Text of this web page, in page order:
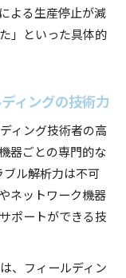
よる生産停止が減
」といった具体的
ィングの技術力
ィング技術者の高
器ごとの専門的な
ル解析力は不可
ネットワーク機器
ポートができる技
、フィールディン